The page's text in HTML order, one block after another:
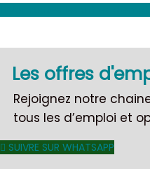
Les offres
Rejoignez notre
tous les d’emploi et
SUIVRE SUR WHATSAPP